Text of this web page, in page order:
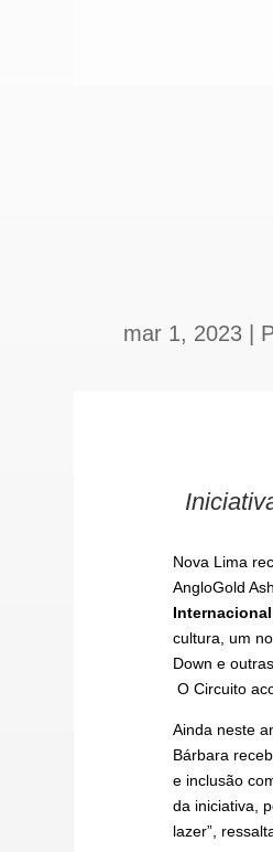
mar 1, 2023
Nova Lima
AngloGold
cultura, um
Down e
O Circuito
Ainda neste
Bárbara
e inclusão
da iniciativa,
lazer”,